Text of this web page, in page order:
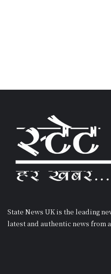
State News UK is the leading
latest and authentic news from